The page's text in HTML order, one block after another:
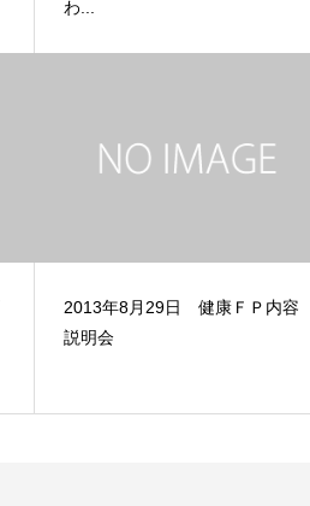
わ...
2013年8月29日 健康ＦＰ内容
説明会